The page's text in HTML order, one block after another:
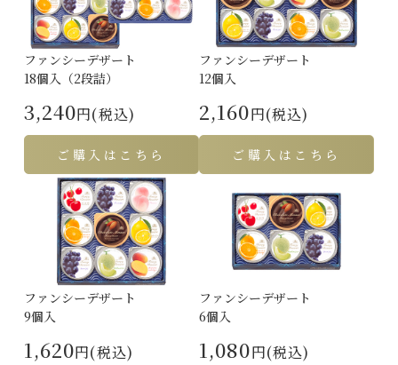
ファンシーデザート
18個入（2段詰）
3,240円(税込)
ご購入はこちら
ファンシーデザート
12個入
2,160円(税込)
ご購入はこちら
ファンシーデザート
9個入
1,620円(税込)
ファンシーデザート
6個入
1,080円(税込)